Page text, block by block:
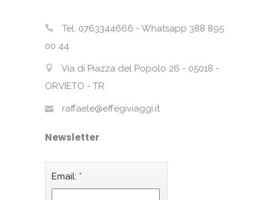
Tel. 0763344666 - Whatsapp 388 895
00 44
Via di Piazza del Popolo 26 - 05018 -
ORVIETO - TR
raffaele@effegiviaggi.it
Newsletter
Email: *